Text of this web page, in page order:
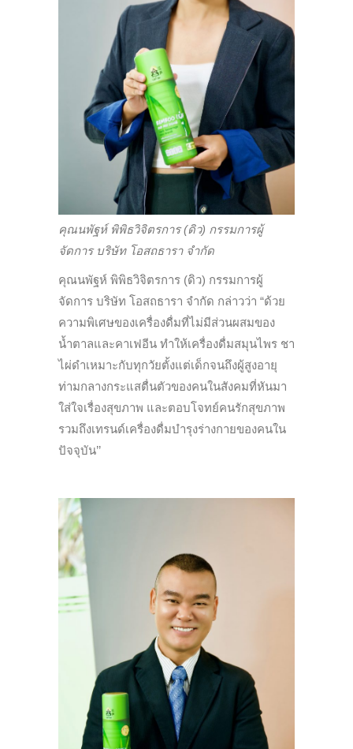
คุณนพัฐห์ พิพิธวิจิตรการ (ดิว) กรรมการผู้
จัดการ บริษัท โอสถธารา จำกัด
คุณนพัฐห์ พิพิธวิจิตรการ (ดิว) กรรมการผู้
จัดการ บริษัท โอสถธารา จำกัด กล่าวว่า “ด้วย
ความพิเศษของเครื่องดื่มที่ไม่มีส่วนผสมของ
น้ำตาลและคาเฟอีน ทำให้เครื่องดื่มสมุนไพร ชา
ไผ่ดำเหมาะกับทุกวัยตั้งแต่เด็กจนถึงผู้สูงอายุ
ท่ามกลางกระแสตื่นตัวของคนในสังคมที่หันมา
ใส่ใจเรื่องสุขภาพ และตอบโจทย์คนรักสุขภาพ
รวมถึงเทรนด์เครื่องดื่มบำรุงร่างกายของคนใน
ปัจจุบัน’’